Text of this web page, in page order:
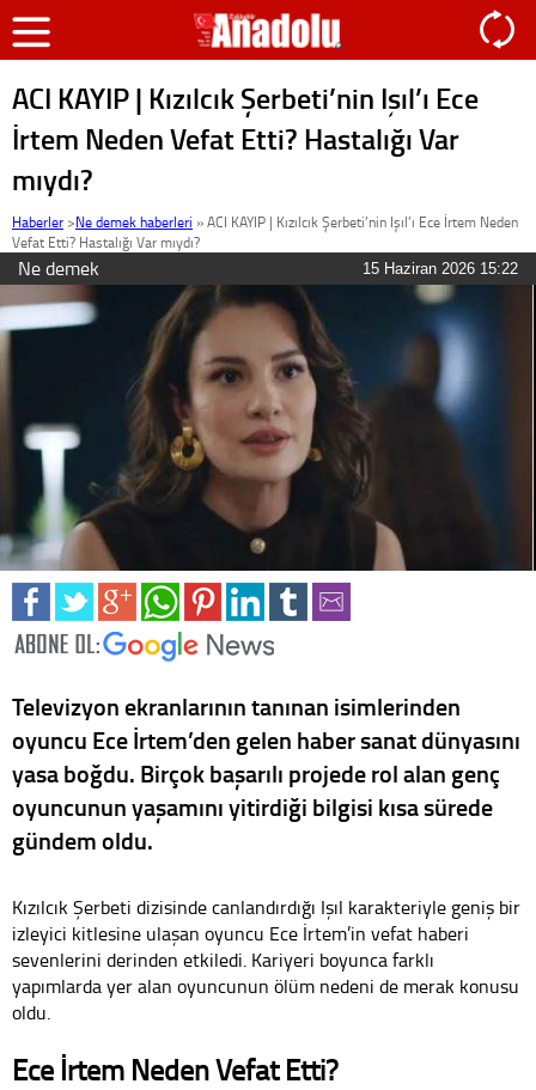
ACI KAYIP | Kızılcık Şerbeti’nin Işıl’ı Ece
İrtem Neden Vefat Etti? Hastalığı Var
mıydı?
Haberler >Ne demek haberleri »ACI KAYIP | Kızılcık Şerbeti’nin Işıl’ı Ece İrtem Neden
Vefat Etti? Hastalığı Var mıydı?
Ne demek 15 Haziran 2026 15:22
Televizyon ekranlarının tanınan isimlerinden
oyuncu Ece İrtem’den gelen haber sanat dünyasını
yasa boğdu. Birçok başarılı projede rol alan genç
oyuncunun yaşamını yitirdiği bilgisi kısa sürede
gündem oldu.
Kızılcık Şerbeti dizisinde canlandırdığı Işıl karakteriyle geniş bir
izleyici kitlesine ulaşan oyuncu Ece İrtem’in vefat haberi
sevenlerini derinden etkiledi. Kariyeri boyunca farklı
yapımlarda yer alan oyuncunun ölüm nedeni de merak konusu
oldu.
Ece İrtem Neden Vefat Etti?